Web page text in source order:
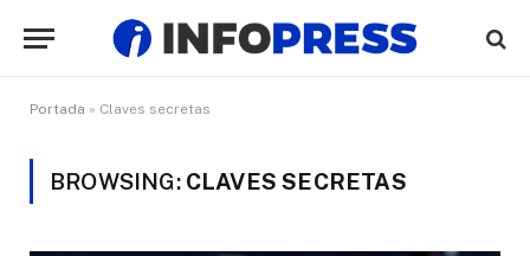
Portada » Claves secretas
BROWSING: CLAVES SECRETAS